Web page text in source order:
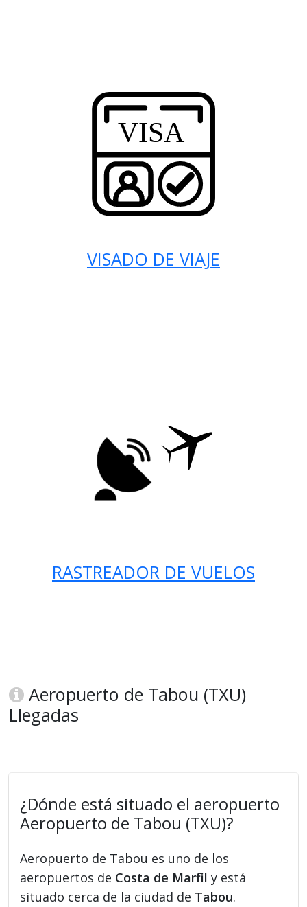
VISADO DE VIAJE
RASTREADOR DE VUELOS
Aeropuerto de Tabou (TXU)
Llegadas
¿Dónde está situado el aeropuerto
Aeropuerto de Tabou (TXU)?
Aeropuerto de Tabou es uno de los
aeropuertos de Costa de Marfil y está
situado cerca de la ciudad de Tabou.